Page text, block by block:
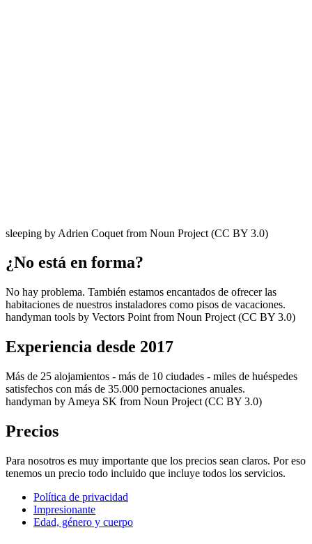
sleeping by Adrien Coquet from Noun Project (CC BY 3.0)
¿No está en forma?
No hay problema. También estamos encantados de ofrecer las
habitaciones de nuestros instaladores como pisos de vacaciones.
handyman tools by Vectors Point from Noun Project (CC BY 3.0)
Experiencia desde 2017
Más de 25 alojamientos - más de 10 ciudades - miles de huéspedes
satisfechos con más de 35.000 pernoctaciones anuales.
handyman by Ameya SK from Noun Project (CC BY 3.0)
Precios
Para nosotros es muy importante que los precios sean claros. Por eso
tenemos un precio todo incluido que incluye todos los servicios.
Política de privacidad
Impresionante
Edad, género y cuerpo